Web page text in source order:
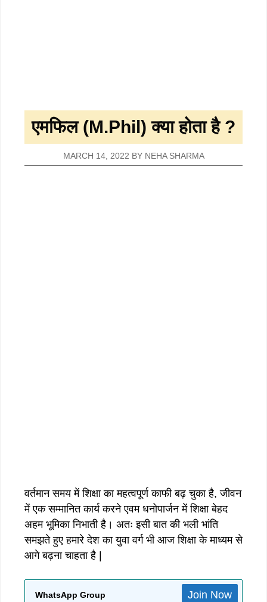
एमफिल (M.Phil) क्या होता है ?
MARCH 14, 2022 BY NEHA SHARMA
वर्तमान समय में शिक्षा का महत्वपूर्ण काफी बढ़ चुका है, जीवन
में एक सम्मानित कार्य करने एवम धनोपार्जन में शिक्षा बेहद
अहम भूमिका निभाती है। अतः इसी बात की भली भांति
समझते हुए हमारे देश का युवा वर्ग भी आज शिक्षा के माध्यम से
आगे बढ़ना चाहता है |
WhatsApp Group Join Now